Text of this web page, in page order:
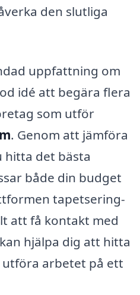
den slutliga
uppfattning om
idé att begära flera
som utför
. Genom att jämföra
hitta det bästa
både din budget
tapetsering-
att få kontakt med
hjälpa dig att hitta
arbetet på ett